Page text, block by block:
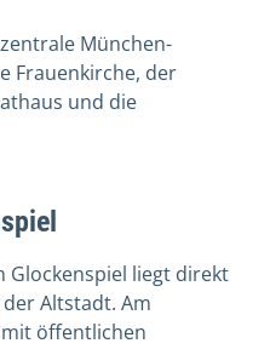
München-
Frauenkirche, der
und die
Glockenspiel liegt direkt
Altstadt. Am
öffentlichen